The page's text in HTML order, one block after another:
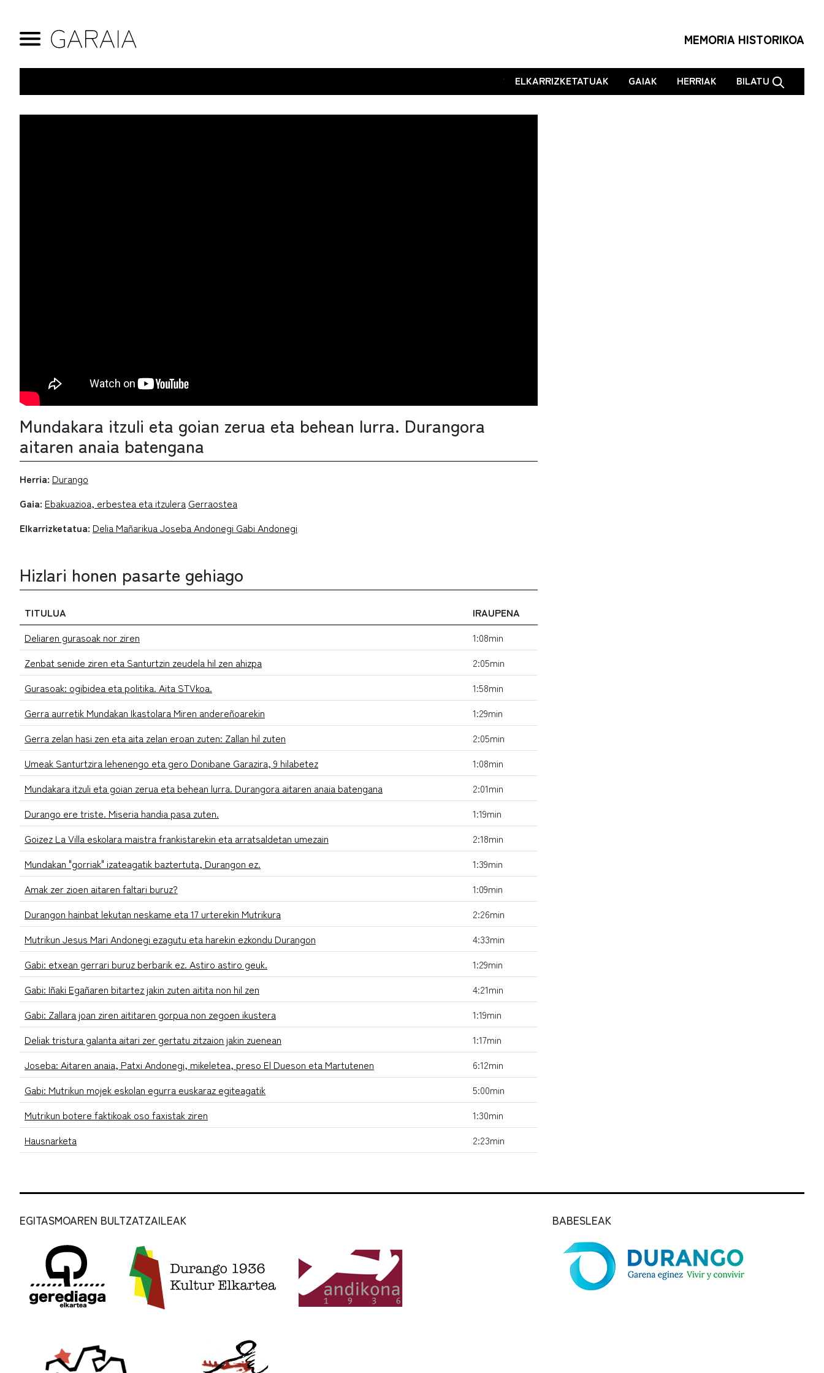
MEMORIA HISTORIKOA
. ELKARRIZKETATUAK GAIAK HERRIAK BILATU
Mundakara itzuli eta goian zerua eta behean lurra. Durangora
aitaren anaia batengana
Herria: Durango
Gaia: Ebakuazioa, erbestea eta itzulera Gerraostea
Elkarrizketatua: Delia Mañarikua Joseba Andonegi Gabi Andonegi
Hizlari honen pasarte gehiago
TITULUA
IRAUPENA
Deliaren gurasoak nor ziren
1:08min
Zenbat senide ziren eta Santurtzin zeudela hil zen ahizpa
2:05min
Gurasoak: ogibidea eta politika. Aita STVkoa.
1:58min
Gerra aurretik Mundakan Ikastolara Miren andereñoarekin
1:29min
Gerra zelan hasi zen eta aita zelan eroan zuten: Zallan hil zuten
2:05min
Umeak Santurtzira lehenengo eta gero Donibane Garazira, 9 hilabetez
1:08min
Mundakara itzuli eta goian zerua eta behean lurra. Durangora aitaren anaia batengana
2:01min
Durango ere triste. Miseria handia pasa zuten.
1:19min
Goizez La Villa eskolara maistra frankistarekin eta arratsaldetan umezain
2:18min
Mundakan "gorriak" izateagatik baztertuta, Durangon ez.
1:39min
Amak zer zioen aitaren faltari buruz?
1:09min
Durangon hainbat lekutan neskame eta 17 urterekin Mutrikura
2:26min
Mutrikun Jesus Mari Andonegi ezagutu eta harekin ezkondu Durangon
4:33min
Gabi: etxean gerrari buruz berbarik ez. Astiro astiro geuk.
1:29min
Gabi: Iñaki Egañaren bitartez jakin zuten aitita non hil zen
4:21min
Gabi: Zallara joan ziren aititaren gorpua non zegoen ikustera
1:19min
Deliak tristura galanta aitari zer gertatu zitzaion jakin zuenean
1:17min
Joseba: Aitaren anaia, Patxi Andonegi, mikeletea, preso El Dueson eta Martutenen
6:12min
Gabi: Mutrikun mojek eskolan egurra euskaraz egiteagatik
5:00min
Mutrikun botere faktikoak oso faxistak ziren
1:30min
Hausnarketa
2:23min
EGITASMOAREN BULTZATZAILEAK BABESLEAK